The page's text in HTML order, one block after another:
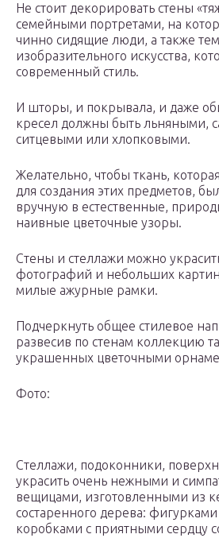
Не стоит декорировать стены
семейными портретами, на
чинно сидящие люди, а также
изобразительного искусства,
современный стиль.
И шторы, и покрывала, и даже
кресел должны быть льняными,
ситцевыми или хлопковыми.
Желательно, чтобы ткань,
для создания этих предметов,
вручную в естественные,
наивные цветочные узоры.
Стены и стеллажи можно
фотографий и небольших
милые ажурные рамки.
Подчеркнуть общее стилевое
развесив по стенам коллекцию
украшенных цветочными
Фото:
Стеллажи, подоконники,
украсить очень нежными и
вещицами, изготовленными из
состаренного дерева:
коробками с приятными сердцу